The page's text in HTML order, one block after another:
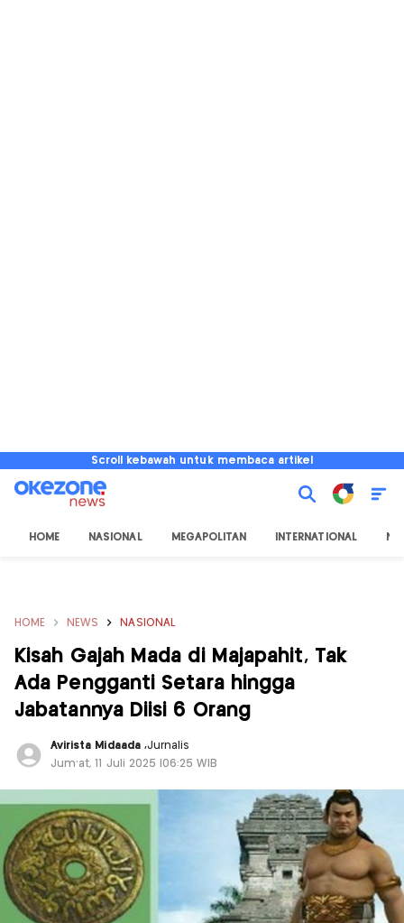
Scroll kebawah untuk membaca artikel
HOME NASIONAL MEGAPOLITAN INTERNATIONAL
HOME NEWS NASIONAL
Kisah Gajah Mada di Majapahit, Tak
Ada Pengganti Setara hingga
Jabatannya Diisi 6 Orang
Avirista Midaada ,Jurnalis
Jum'at, 11 Juli 2025 |06:25 WIB